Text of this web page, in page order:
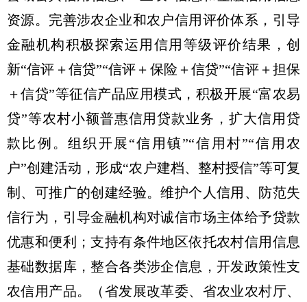
资源。完善涉农企业和农户信用评价体系，引导
金融机构积极探索运用信用等级评价结果，创
新“信评＋信贷”“信评＋保险＋信贷”“信评＋担保
＋信贷”等征信产品应用模式，积极开展“富农易
贷”等农村小额普惠信用贷款业务，扩大信用贷
款比例。组织开展“信用镇”“信用村”“信用农
户”创建活动，形成“农户建档、整村授信”等可复
制、可推广的创建经验。维护个人信用、防范失
信行为，引导金融机构对诚信市场主体给予贷款
优惠和便利；支持有条件地区依托农村信用信息
基础数据库，整合各类涉企信息，开发政策性支
农信用产品。
（省发展改革委、省农业农村厅、